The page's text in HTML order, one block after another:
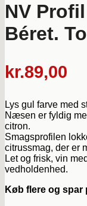
NV
Béret.
kr.89,00
Lys gul farve med
Næsen er fyldig
citron.
Smagsprofilen
citrussmag, der er
Let og frisk, vin
vedholdenhed.
Køb flere og spar